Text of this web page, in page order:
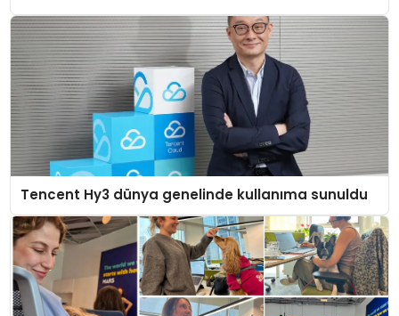
Tencent Hy3 dünya genelinde kullanıma sunuldu